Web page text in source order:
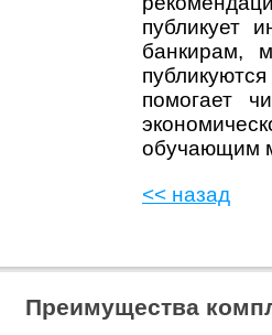
публикует
банкирам,
помогает
обучающим
<< назад
Преимущества